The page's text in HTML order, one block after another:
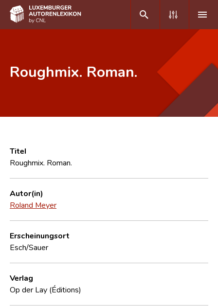
Häufige Fragen und Antworten
CNL
Forschungsgruppe
Kontakt
Roughmix. Roman.
Titel
Roughmix. Roman.
Autor(in)
Roland Meyer
Erscheinungsort
Esch/Sauer
Verlag
Op der Lay (Éditions)